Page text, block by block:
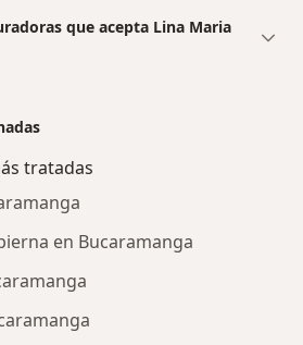
que acepta Lina Maria
tratadas
en Bucaramanga